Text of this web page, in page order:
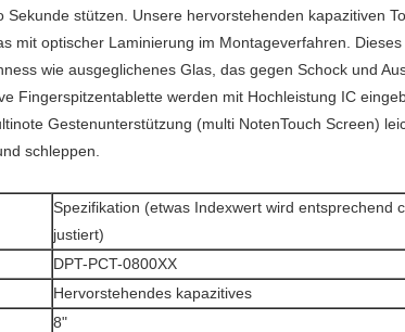
Sekunde stützen. Unsere hervorstehenden kapazitiven
mit optischer Laminierung im Montageverfahren.
wie ausgeglichenes Glas, das gegen Schock und
Fingerspitzentablette werden mit Hochleistung IC
Gestenunterstützung (multi NotenTouch Screen)
schleppen.
Spezifikation (etwas Indexwert wird entsprechend
justiert)
DPT-PCT-0800XX
Hervorstehendes kapazitives
8"